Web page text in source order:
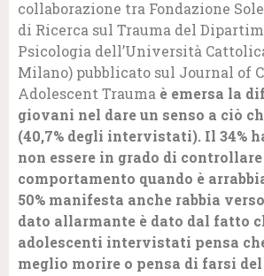
collaborazione tra Fondazione
di Ricerca sul Trauma del
Psicologia dell’Università
Milano) pubblicato sul Journal of
Adolescent Trauma è emersa la
giovani nel dare un senso a ciò
(40,7% degli intervistati). Il 34%
non essere in grado di
comportamento quando è
50% manifesta anche rabbia
dato allarmante è dato dal fatto
adolescenti intervistati pensa
meglio morire o pensa di farsi